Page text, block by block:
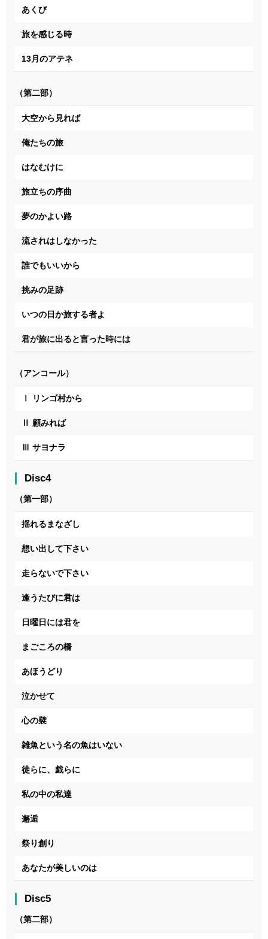
あくび
旅を感じる時
13月のアテネ
（第二部）
大空から見れば
俺たちの旅
はなむけに
旅立ちの序曲
夢のかよい路
流されはしなかった
誰でもいいから
挑みの足跡
いつの日か旅する者よ
君が旅に出ると言った時には
（アンコール）
Ⅰ リンゴ村から
Ⅱ 顧みれば
Ⅲ サヨナラ
Disc4
（第一部）
揺れるまなざし
想い出して下さい
走らないで下さい
逢うたびに君は
日曜日には君を
まごころの橋
あほうどり
泣かせて
心の襞
雑魚という名の魚はいない
徒らに、戯らに
私の中の私達
邂逅
祭り創り
あなたが美しいのは
Disc5
（第二部）